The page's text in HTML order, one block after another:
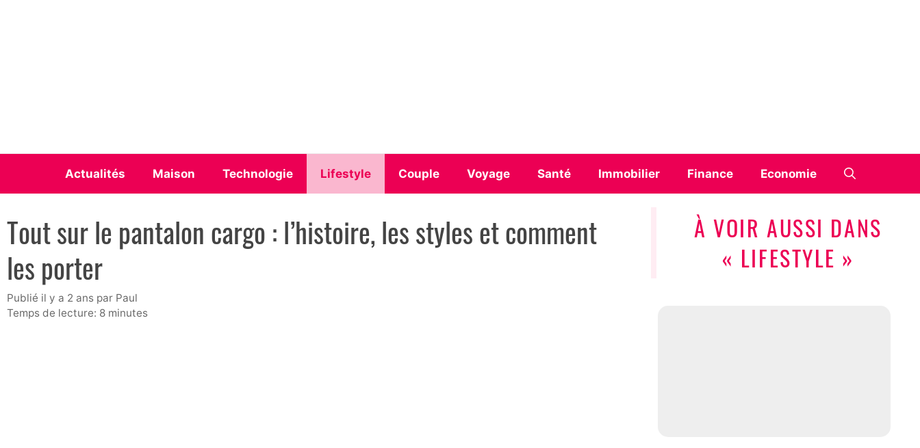
Actualités Maison Technologie Lifestyle Couple Voyage Santé Immobilier Finance Economie
Tout sur le pantalon cargo : l’histoire, les styles et comment
les porter
publié il y a 2 ans par Paul
Temps de lecture: 8 minutes
À VOIR AUSSI DANS
« LIFESTYLE »